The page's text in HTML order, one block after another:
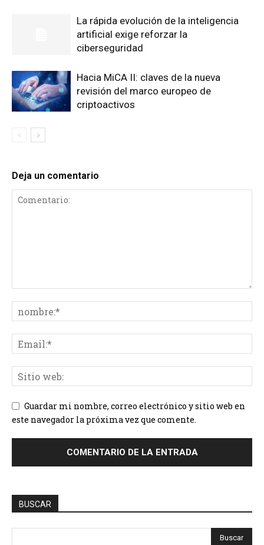
La rápida evolución de la inteligencia
artificial exige reforzar la
ciberseguridad
Hacia MiCA II: claves de la nueva
revisión del marco europeo de
criptoactivos
Deja un comentario
Guardar mi nombre, correo electrónico y sitio web en
este navegador la próxima vez que comente.
BUSCAR